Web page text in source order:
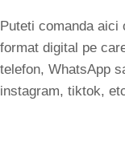
Puteti comanda aici
format digital pe
telefon, WhatsApp
instagram, tiktok,